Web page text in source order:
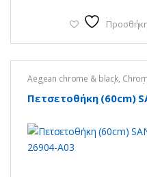
Aegean chrome & black,
Μπάνιο Πετσετοκρεμάστρες-
Πετσετοθήκη (60cm)